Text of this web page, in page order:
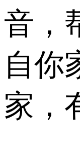
音，
自你
家，